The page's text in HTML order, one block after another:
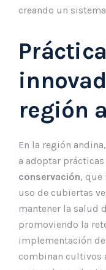
creando un
región
En la región
a adoptar
conservación, que
uso de cubiertas
mantener la salud
promoviendo la
implementación
combinan cultivos